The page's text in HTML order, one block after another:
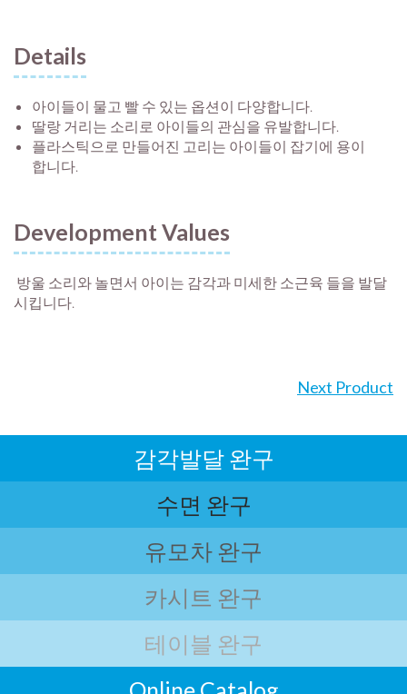
Details
아이들이 물고 빨 수 있는 옵션이 다양합니다.
딸랑 거리는 소리로 아이들의 관심을 유발합니다.
플라스틱으로 만들어진 고리는 아이들이 잡기에 용이
합니다.
Development Values
방울 소리와 놀면서 아이는 감각과 미세한 소근육 들을 발달
시킵니다.
Next Product
감각발달 완구
수면 완구
유모차 완구
카시트 완구
테이블 완구